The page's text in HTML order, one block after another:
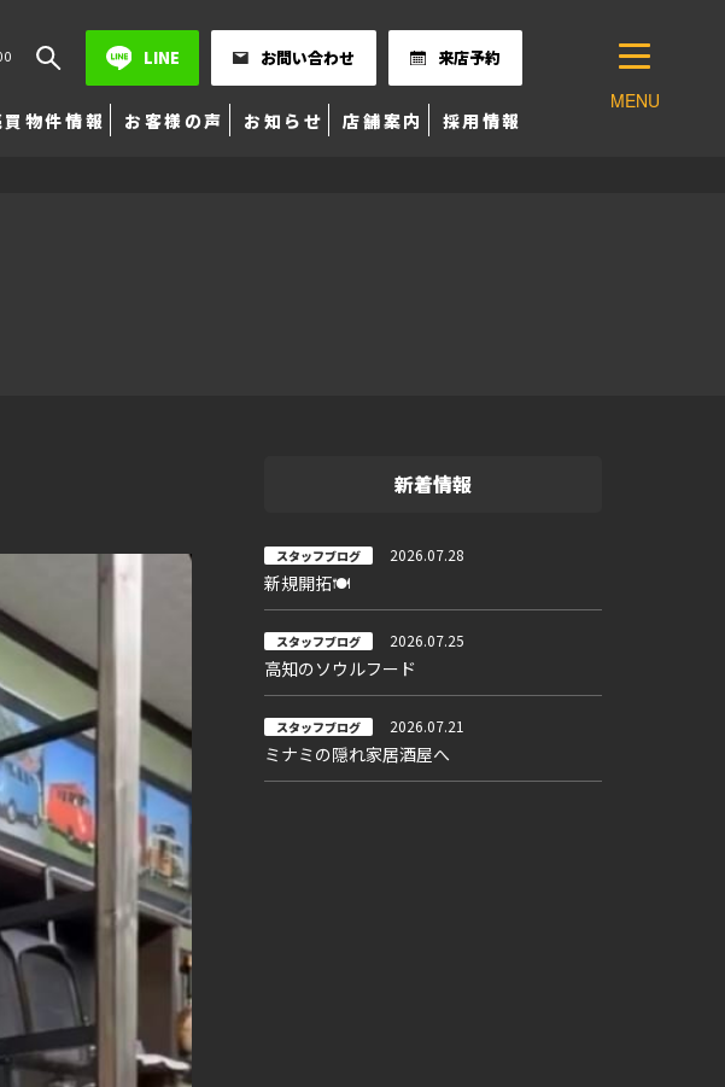
LINE お問い合わせ 来店予約
買物件情報 お客様の声 お知らせ 店舗案内 採用情報
MENU
新着情報
スタッフブログ 2026.07.28
新規開拓🍽
スタッフブログ 2026.07.25
高知のソウルフード
スタッフブログ 2026.07.21
ミナミの隠れ家居酒屋へ